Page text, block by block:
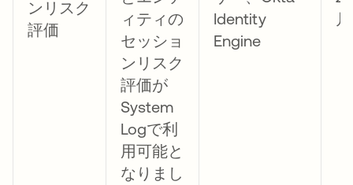
ンリスク
評価
ィティの
セッショ
ンリスク
評価が
System
Logで利
用可能と
なりまし
Identity
Engine
月